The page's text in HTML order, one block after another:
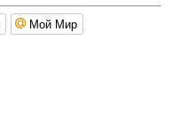
Мой Мир